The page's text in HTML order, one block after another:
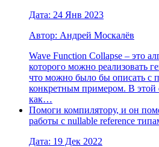
Дата: 24 Янв 2023
Автор: Андрей Москалёв
Wave Function Collapse – это
которого можно реализовать
что можно было бы описать с
конкретным примером. В этой
как…
Помоги компилятору, и он
работы с nullable reference
Дата: 19 Дек 2022